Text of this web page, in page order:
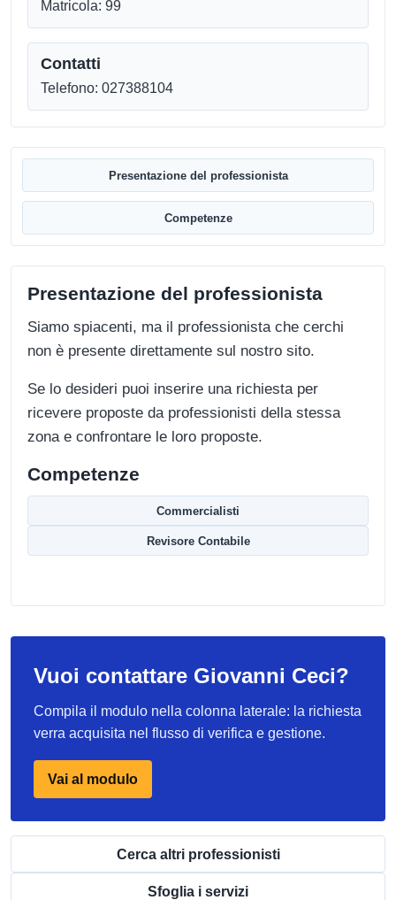
Matricola: 99
Contatti
Telefono: 027388104
Presentazione del professionista
Competenze
Presentazione del professionista
Siamo spiacenti, ma il professionista che cerchi
non è presente direttamente sul nostro sito.
Se lo desideri puoi inserire una richiesta per
ricevere proposte da professionisti della stessa
zona e confrontare le loro proposte.
Competenze
Commercialisti
Revisore Contabile
Vuoi contattare Giovanni Ceci?
Compila il modulo nella colonna laterale: la richiesta
verra acquisita nel flusso di verifica e gestione.
Vai al modulo
Cerca altri professionisti
Sfoglia i servizi